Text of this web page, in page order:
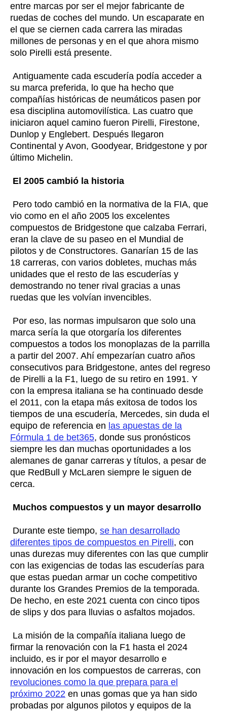
entre marcas por ser el mejor fabricante de
ruedas de coches del mundo. Un escaparate en
el que se ciernen cada carrera las miradas
millones de personas y en el que ahora mismo
solo Pirelli está presente.
Antiguamente cada escudería podía acceder a
su marca preferida, lo que ha hecho que
compañías históricas de neumáticos pasen por
esa disciplina automovilística. Las cuatro que
iniciaron aquel camino fueron Pirelli, Firestone,
Dunlop y Englebert. Después llegaron
Continental y Avon, Goodyear, Bridgestone y por
último Michelin.
El 2005 cambió la historia
Pero todo cambió en la normativa de la FIA, que
vio como en el año 2005 los excelentes
compuestos de Bridgestone que calzaba Ferrari,
eran la clave de su paseo en el Mundial de
pilotos y de Constructores. Ganarían 15 de las
18 carreras, con varios dobletes, muchas más
unidades que el resto de las escuderías y
demostrando no tener rival gracias a unas
ruedas que les volvían invencibles.
Por eso, las normas impulsaron que solo una
marca sería la que otorgaría los diferentes
compuestos a todos los monoplazas de la parrilla
a partir del 2007. Ahí empezarían cuatro años
consecutivos para Bridgestone, antes del regreso
de Pirelli a la F1, luego de su retiro en 1991. Y
con la empresa italiana se ha continuado desde
el 2011, con la etapa más exitosa de todos los
tiempos de una escudería, Mercedes, sin duda el
equipo de referencia en las apuestas de la
Fórmula 1 de bet365, donde sus pronósticos
siempre les dan muchas oportunidades a los
alemanes de ganar carreras y títulos, a pesar de
que RedBull y McLaren siempre le siguen de
cerca.
Muchos compuestos y un mayor desarrollo
Durante este tiempo, se han desarrollado
diferentes tipos de compuestos en Pirelli, con
unas durezas muy diferentes con las que cumplir
con las exigencias de todas las escuderías para
que estas puedan armar un coche competitivo
durante los Grandes Premios de la temporada.
De hecho, en este 2021 cuenta con cinco tipos
de slips y dos para lluvias o asfaltos mojados.
La misión de la compañía italiana luego de
firmar la renovación con la F1 hasta el 2024
incluido, es ir por el mayor desarrollo e
innovación en los compuestos de carreras, con
revoluciones como la que prepara para el
próximo 2022 en unas gomas que ya han sido
probadas por algunos pilotos y equipos de la